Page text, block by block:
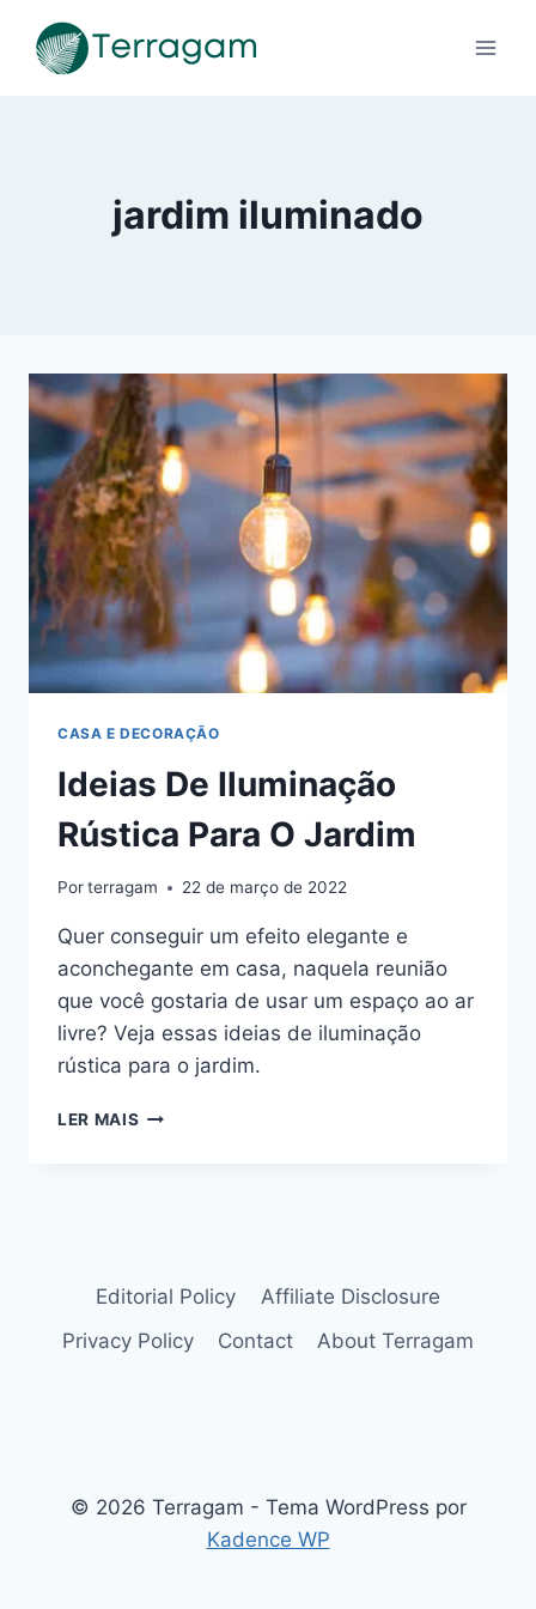
para
jardim iluminado
CASA E DECORAÇÃO
Ideias De Iluminação
Rústica Para O Jardim
Porterragam 22 de março de 2022
Quer conseguir um efeito elegante e
aconchegante em casa, naquela reunião
que você gostaria de usar um espaço ao ar
livre? Veja essas ideias de iluminação
rústica para o jardim.
LER MAIS IDEIAS
Editorial Policy
Affiliate Disclosure
Privacy Policy
Contact About Terragam
© 2026 Terragam - Tema WordPress por
Kadence WP